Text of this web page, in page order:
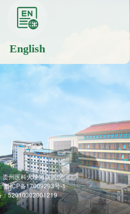
English
贵州医科大学附属医院
黔ICP备17009293号-1
：52010302001219